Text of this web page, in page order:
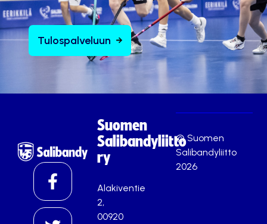
Tulospalveluun
Suomen
Salibandyliitto
ry
Alakiventie
2,
00920
© Suomen
Salibandyliitto
2026